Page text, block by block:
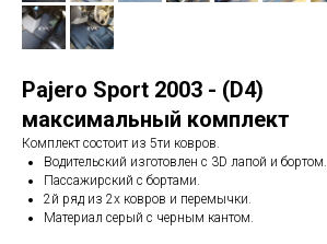
Pajero Sport 2003 - (D4)
максимальный комплект
Комплект состоит из 5ти ковров.
Водительский изготовлен с 3D лапой и бортом.
Пассажирский с бортами.
2й ряд из 2х ковров и перемычки.
Материал серый с черным кантом.